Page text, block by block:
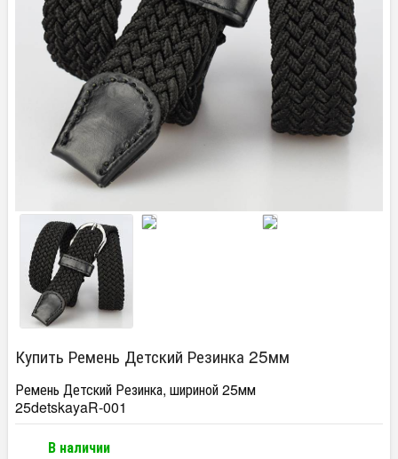
Купить Ремень Детский Резинка 25мм
Ремень Детский Резинка, шириной 25мм
25detskayaR-001
В наличии